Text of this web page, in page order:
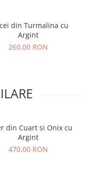
din Turmalina cu
Argint
260,00 RON
din Cuart si Onix cu
Argint
470,00 RON